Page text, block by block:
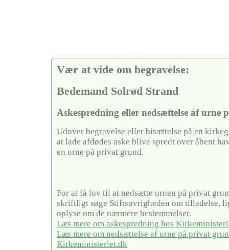
Vær at vide om begravelse:
Bedemand Solrød Strand
Askespredning eller nedsættelse af urne
Udover begravelse eller bisættelse på en
at lade afdødes aske blive spredt over åbent
en urne på privat grund.
For at få lov til at nedsætte urnen på privat
skriftligt søge Stiftsøvrigheden om tilladelse,
oplyse om de nærmere bestemmelser.
Læs mere om askespredning hos
Læs mere om nedsættelse af urne på privat
Kirkeministeriet.dk